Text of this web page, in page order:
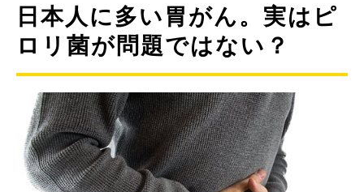
日本人に多い胃がん。実はピ
ロリ菌が問題ではない？